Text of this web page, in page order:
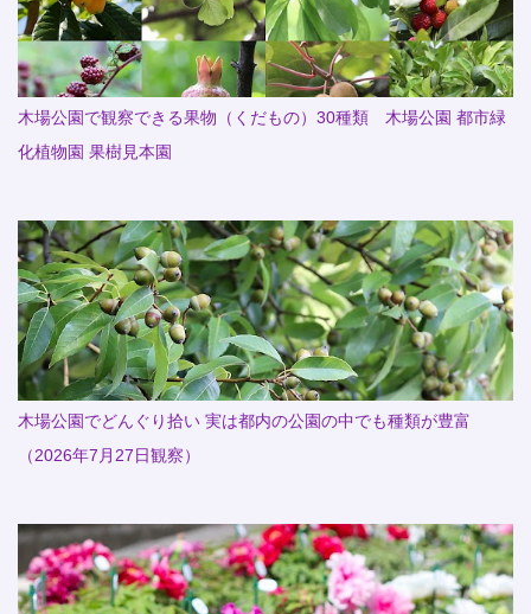
木場公園で観察できる果物（くだもの）30種類 木場公園 都市緑
化植物園 果樹見本園
木場公園でどんぐり拾い 実は都内の公園の中でも種類が豊富
（2026年7月27日観察）